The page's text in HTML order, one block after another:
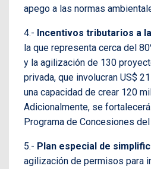
apego a las normas
4.- Incentivos tributarios a
la que representa cerca del
y la agilización de 130
privada, que involucran US$
una capacidad de crear 120
Adicionalmente, se
Programa de Concesiones del
5.- Plan especial de
agilización de permisos para